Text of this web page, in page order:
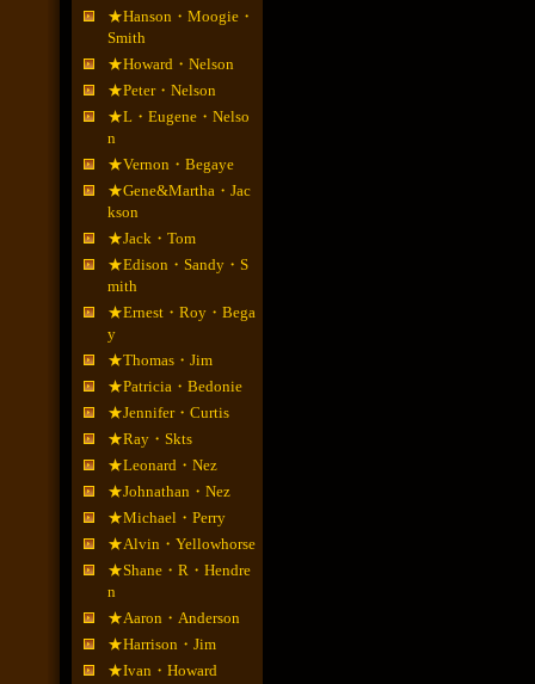
★Hanson・Moogie・
Smith
★Howard・Nelson
★Peter・Nelson
★L・Eugene・Nelso
n
★Vernon・Begaye
★Gene&Martha・Jac
kson
★Jack・Tom
★Edison・Sandy・S
mith
★Ernest・Roy・Bega
y
★Thomas・Jim
★Patricia・Bedonie
★Jennifer・Curtis
★Ray・Skts
★Leonard・Nez
★Johnathan・Nez
★Michael・Perry
★Alvin・Yellowhorse
★Shane・R・Hendre
n
★Aaron・Anderson
★Harrison・Jim
★Ivan・Howard